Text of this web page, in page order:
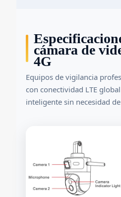
cámara de
4G
Equipos de vigilancia
con conectividad LTE
inteligente sin necesidad